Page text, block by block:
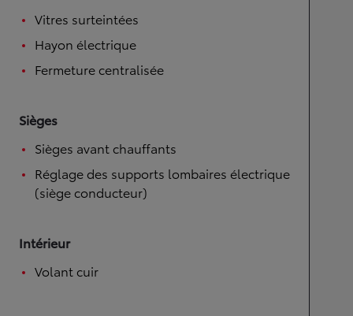
Vitres surteintées
Hayon électrique
Fermeture centralisée
Sièges
Sièges avant chauffants
Réglage des supports lombaires électrique
(siège conducteur)
Intérieur
Volant cuir